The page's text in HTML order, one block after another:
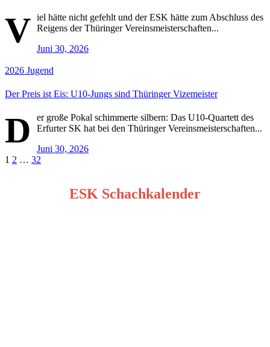
V iel hätte nicht gefehlt und der ESK hätte zum Abschluss des
Reigens der Thüringer Vereinsmeisterschaften...
Juni 30, 2026
2026 Jugend
Der Preis ist Eis: U10-Jungs sind Thüringer Vizemeister
D
er große Pokal schimmerte silbern: Das U10-Quartett des
Erfurter SK hat bei den Thüringer Vereinsmeisterschaften...
Juni 30, 2026
Seitennummerierung
1 2 … 32
ESK Schachkalender